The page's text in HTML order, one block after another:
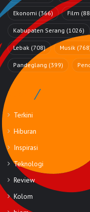
Ekonomi (366) Film
Kabupaten Serang (1026)
Lebak (708) Musik
Pandeglang (399)
Rubrik
Terkini
Hiburan
Inspirasi
Teknologi
Review
Kolom